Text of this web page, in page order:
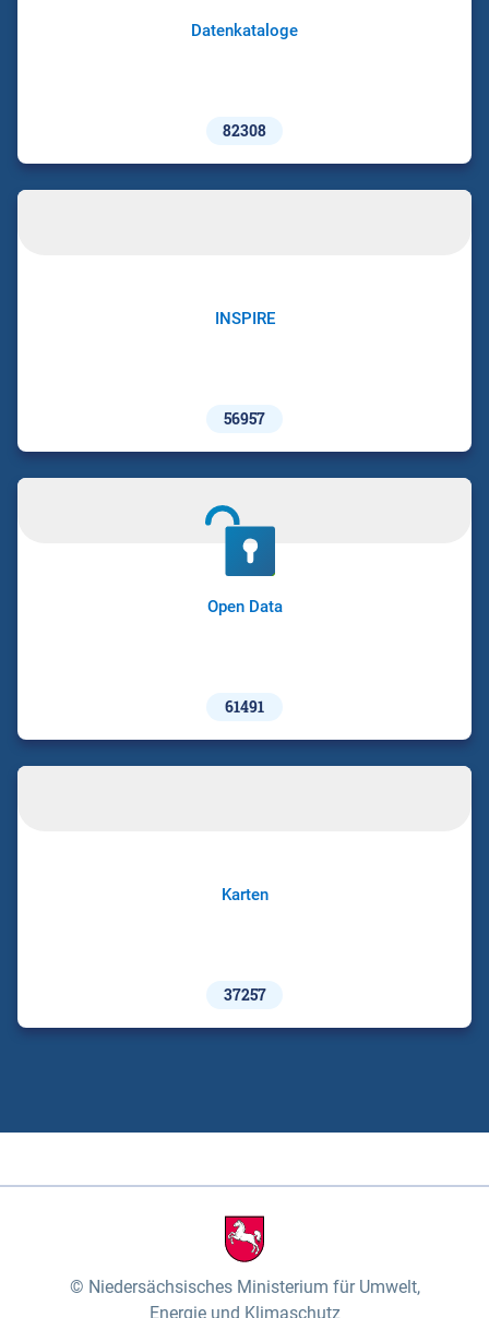
Datenkataloge
82308
INSPIRE
56957
Open Data
61491
Karten
37257
Niedersächsisches Ministerium für Umwelt,
Energie und Klimaschutz